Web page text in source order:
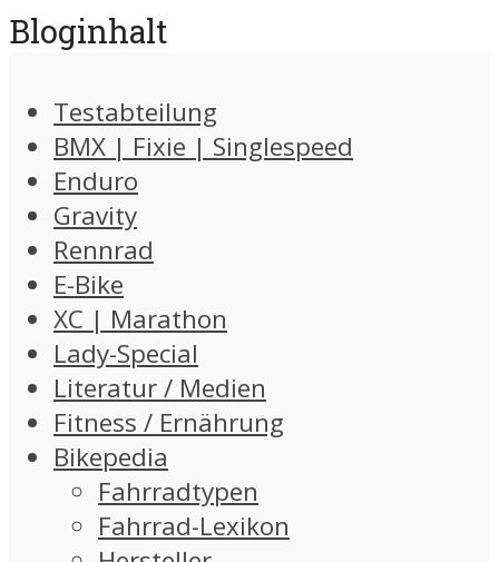
Bloginhalt
Testabteilung
BMX | Fixie | Singlespeed
Enduro
Gravity
Rennrad
E-Bike
XC | Marathon
Lady-Special
Literatur / Medien
Fitness / Ernährung
Bikepedia
Fahrradtypen
Fahrrad-Lexikon